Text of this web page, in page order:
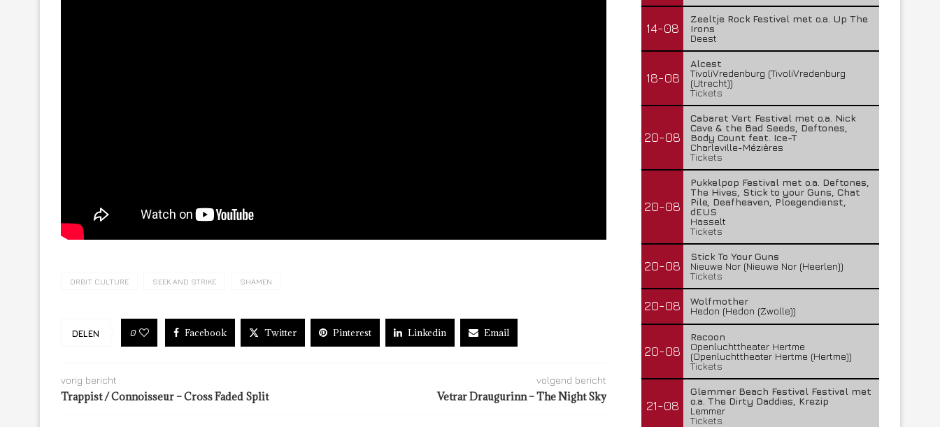
ORBIT CULTURE SEEK AND STRIKE SHAMEN
DELEN 0 Facebook Twitter Pinterest Linkedin Email
vorig bericht
Trappist / Connoisseur – Cross Faded Split
volgend bericht
Vetrar Draugurinn – The Night Sky
14-08
Zeeltje Rock Festival met o.a. Up The
Irons
Deest
18-08
Alcest
TivoliVredenburg (TivoliVredenburg
(Utrecht))
Tickets
20-08
Cabaret Vert Festival met o.a. Nick
Cave & the Bad Seeds, Deftones,
Body Count feat. Ice-T
Charleville-Mézières
Tickets
20-08
Pukkelpop Festival met o.a. Deftones,
The Hives, Stick to your Guns, Chat
Pile, Deafheaven, Ploegendienst,
dEUS
Hasselt
Tickets
20-08
Stick To Your Guns
Nieuwe Nor (Nieuwe Nor (Heerlen))
Tickets
20-08
Wolfmother
Hedon (Hedon (Zwolle))
20-08
Racoon
Openluchttheater Hertme
(Openluchttheater Hertme (Hertme))
Tickets
21-08
Glemmer Beach Festival Festival met
o.a. The Dirty Daddies, Krezip
Lemmer
Tickets